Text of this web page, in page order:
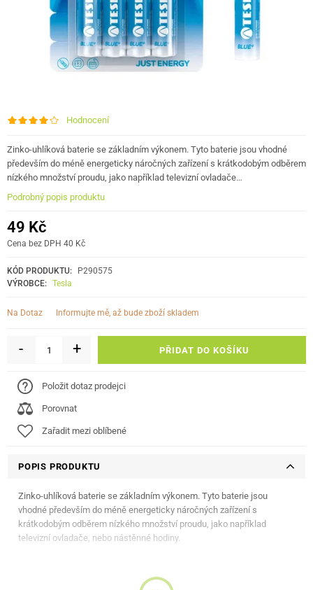
Hodnocení
Zinko-uhlíková baterie se základním výkonem. Tyto baterie jsou vhodné
především do méně energeticky náročných zařízení s krátkodobým odběrem
nízkého množství proudu, jako například televizní ovladače…
Podrobný popis produktu
49 Kč
Cena bez DPH 40 Kč
KÓD PRODUKTU:
P290575
VÝROBCE: Tesla
Na Dotaz informujte mě, až bude zboží skladem
- + PŘIDAT DO KOŠÍKU
Položit dotaz prodejci
Porovnat
Zařadit mezi oblíbené
POPIS PRODUKTU
Zinko-uhlíková baterie se základním výkonem. Tyto baterie jsou
vhodné především do méně energeticky náročných zařízení s
krátkodobým odběrem nízkého množství proudu, jako například
televizní ovladače, nebo nástěnné hodiny.